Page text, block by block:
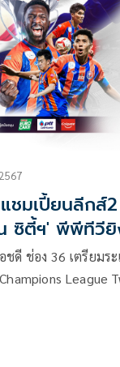
วานซ์ อินโฟร์ เซอร์
,บริษัท กัลฟ์ ดีเวลลอ
),บริษัท จัสมิน อินเต
บริษัท วอริกซ์ สปอร์
ไทยแลนด์) จํากัด จั
งประเทศไทย รายกา
ชมเปี้ยนลีกส์2
ซิตี้ฯ' พีพีทีวี
ดี ช่อง 36 เตรียมร
League